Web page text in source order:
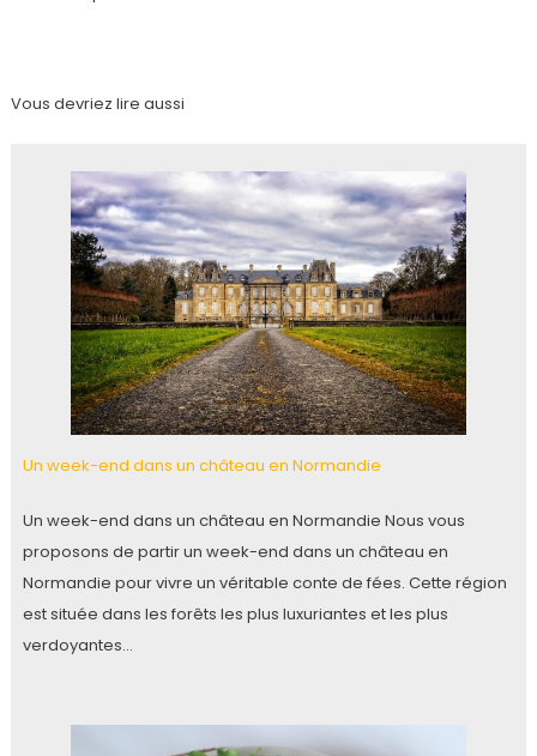
Vous devriez lire aussi
Un week-end dans un château en Normandie
Un week-end dans un château en Normandie Nous vous
proposons de partir un week-end dans un château en
Normandie pour vivre un véritable conte de fées. Cette région
est située dans les forêts les plus luxuriantes et les plus
verdoyantes…